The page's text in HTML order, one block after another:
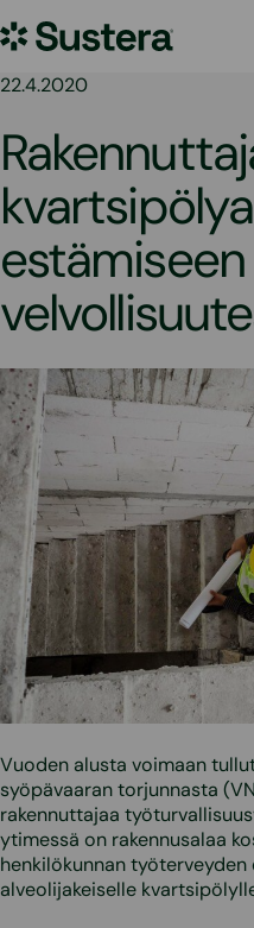
sisältöön
Sustera
22.4.2020
Vuoden alusta voimaan
syöpävaaran torjunnasta
rakennuttajaa
ytimessä on rakennusalaa
henkilökunnan
alveolijakeiselle